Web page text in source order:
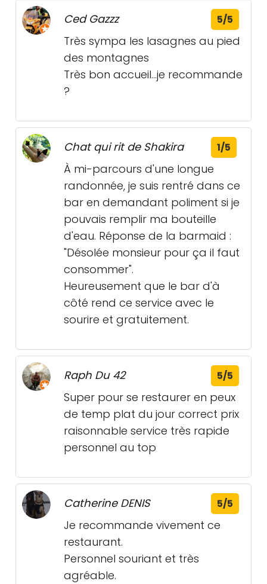
Ced Gazzz 5/5
Très sympa les lasagnes au pied
des montagnes
Très bon accueil...je recommande
?
Chat qui rit de Shakira 1/5
À mi-parcours d'une longue
randonnée, je suis rentré dans ce
bar en demandant poliment si je
pouvais remplir ma bouteille
d'eau. Réponse de la barmaid :
"Désolée monsieur pour ça il faut
consommer".
Heureusement que le bar d'à
côté rend ce service avec le
sourire et gratuitement.
Raph Du 42 5/5
Super pour se restaurer en peux
de temp plat du jour correct prix
raisonnable service très rapide
personnel au top
Catherine DENIS 5/5
Je recommande vivement ce
restaurant.
Personnel souriant et très
agréable.